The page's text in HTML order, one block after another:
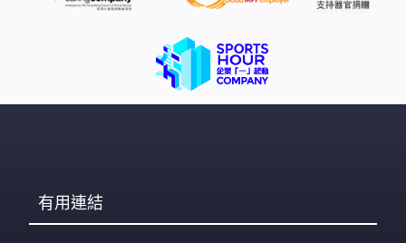
有用連結